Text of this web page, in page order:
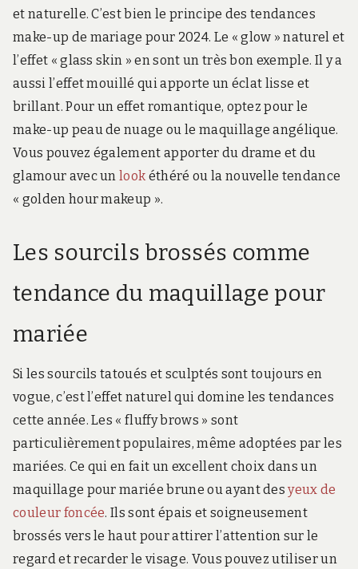
et naturelle. C’est bien le principe des tendances
make-up de mariage pour 2024. Le « glow » naturel et
l’effet « glass skin » en sont un très bon exemple. Il y a
aussi l’effet mouillé qui apporte un éclat lisse et
brillant. Pour un effet romantique, optez pour le
make-up peau de nuage ou le maquillage angélique.
Vous pouvez également apporter du drame et du
glamour avec unlook éthéré ou la nouvelle tendance
« golden hour makeup ».
Les sourcils brossés comme
tendance du maquillage pour
mariée
Si les sourcils tatoués et sculptés sont toujours en
vogue, c’est l’effet naturel qui domine les tendances
cette année. Les « fluffy brows » sont
particulièrement populaires, même adoptées par les
mariées. Ce qui en fait un excellent choix dans un
maquillage pour mariée brune ou ayant desyeux de
couleur foncée. Ils sont épais et soigneusement
brossés vers le haut pour attirer l’attention sur le
regard et recarder le visage. Vous pouvez utiliser un